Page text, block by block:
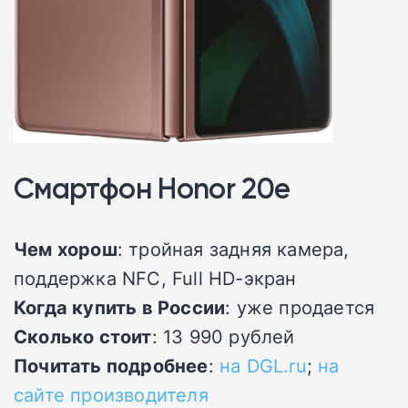
Смартфон Honor 20e
Чем хорош: тройная задняя камера,
поддержка NFC, Full HD-экран
Когда купить в России: уже продается
Сколько стоит: 13 990 рублей
Почитать подробнее: на DGL.ru; на
сайте производителя